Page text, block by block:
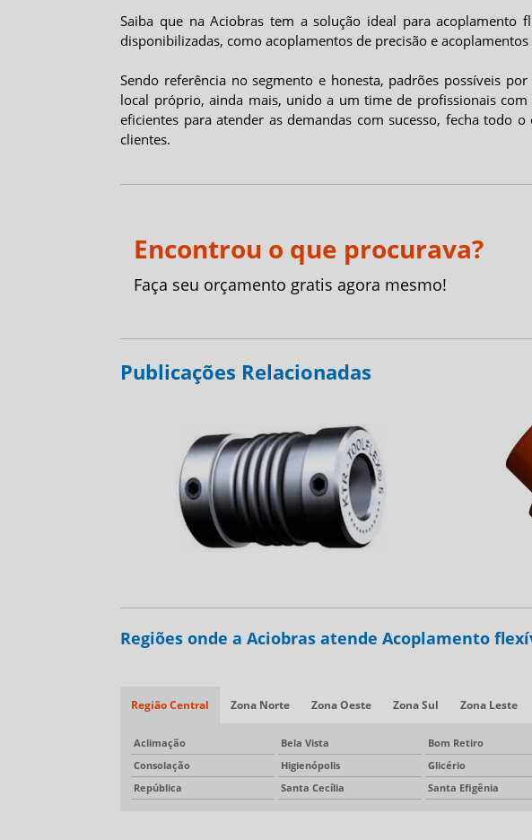
Saiba que na Aciobras tem a solução ideal paraacoplamento
disponibilizadas, como acoplamentos de precisão e acoplamentos
Sendo referência no segmento e honesta, padrões possíveis
local próprio, ainda mais, unido a um time de profissionais
eficientes para atender as demandas com sucesso, fecha todo
clientes.
Encontrou o que procurava?
Faça seu orçamento gratis agora mesmo!
Publicações Relacionadas
Regiões onde a Aciobras atende Acoplamento
Região Central Zona Norte Zona Oeste Zona Sul Zona Leste
Aclimação Bela Vista Bom Retiro
Consolação
Higienópolis Glicério
República
Santa Cecília Santa Efigênia